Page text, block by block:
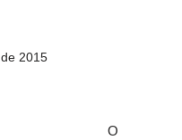
2015
O